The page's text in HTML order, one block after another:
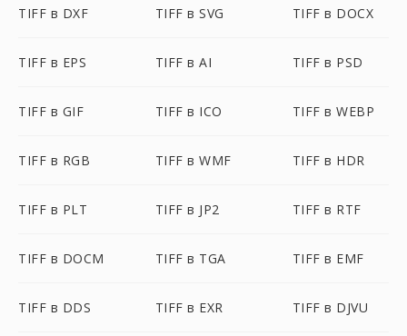
TIFF в DXF TIFF в SVG TIFF в DOCX
TIFF в EPS TIFF в AI TIFF в PSD
TIFF в GIF TIFF в ICO TIFF в WEBP
TIFF в RGB TIFF в WMF TIFF в HDR
TIFF в PLT TIFF в JP2 TIFF в RTF
TIFF в DOCM TIFF в TGA TIFF в EMF
TIFF в DDS TIFF в EXR TIFF в DJVU